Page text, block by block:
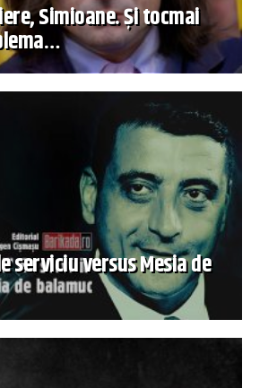
Simioane. Și tocmai
serviciu versus Mesia de